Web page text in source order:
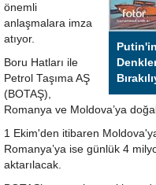
önemli
anlaşmalara imza
atıyor.
Boru Hatları ile
Petrol Taşıma AŞ
(BOTAŞ),
Romanya ve Moldova’ya
1 Ekim'den itibaren
Romanya’ya ise günlük 4
aktarılacak.